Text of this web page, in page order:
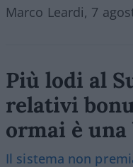
Marco Leardi, 7
Più lodi al
relativi
ormai è
Il sistema non